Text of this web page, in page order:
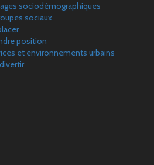
sociodémographiques
sociaux
position
et environnements urbains